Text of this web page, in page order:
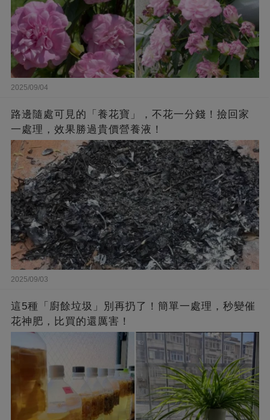
2025/09/04
路邊隨處可見的「養花寶」，不花一分錢！撿回家
一處理，效果勝過貴價營養液！
2025/09/03
這5種「廚餘垃圾」別再扔了！簡單一處理，秒變催
花神肥，比買的還厲害！